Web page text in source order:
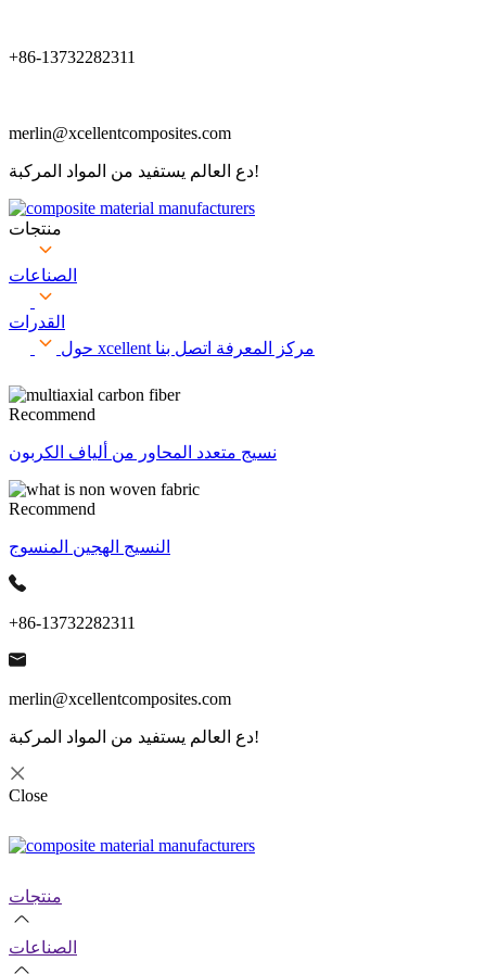
+86-13732282311
merlin@xcellentcomposites.com
دع العالم يستفيد من المواد المركبة!
منتجات
الصناعات
القدرات
حول xcellent
مركز المعرفة اتصل بنا
Recommend
نسيج متعدد المحاور من ألياف الكربون
Recommend
النسيج الهجين المنسوج
+86-13732282311
merlin@xcellentcomposites.com
دع العالم يستفيد من المواد المركبة!
Close
منتجات
الصناعات